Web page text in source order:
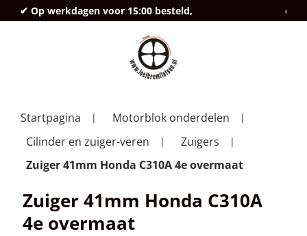
✔ Op werkdagen voor 15:00 besteld,
Startpagina
Motorblok onderdelen
Cilinder en zuiger-veren
Zuigers
Zuiger 41mm Honda C310A 4e overmaat
Zuiger 41mm Honda C310A
4e overmaat